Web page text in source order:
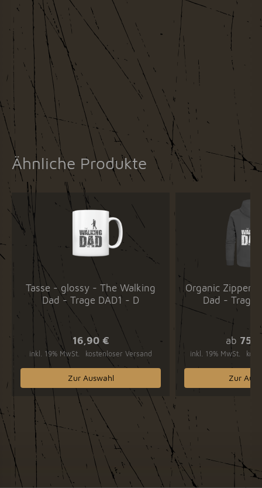
Ähnliche Produkte
Tasse - glossy - The Walking
Dad - Trage DAD1 - D
16,90 €
inkl. 19% MwSt. kostenloser Versand
Zur Auswahl
Organic Zipper -
Dad - Trage
ab
inkl. 19% MwSt.
Zur